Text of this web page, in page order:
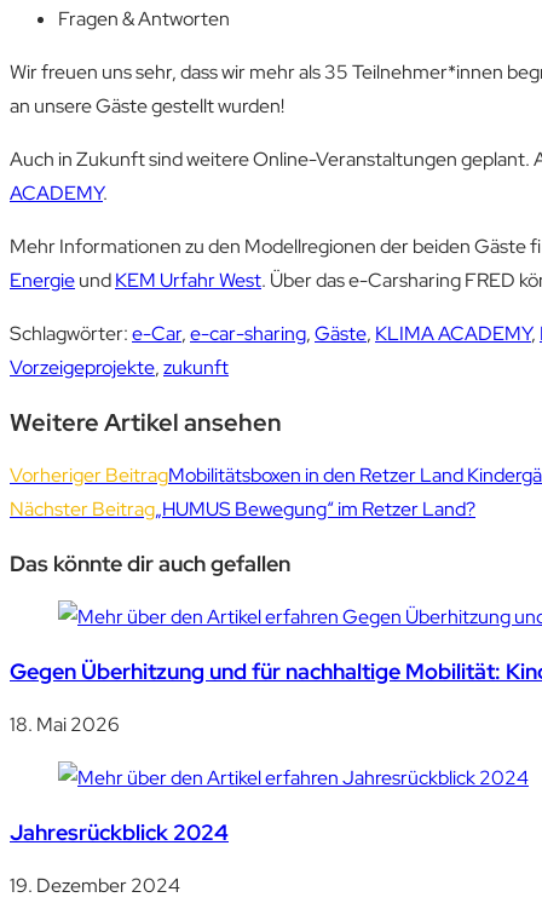
Fragen & Antworten
Wir freuen uns sehr, dass wir mehr als 35 Teilnehmer*innen
an unsere Gäste gestellt wurden!
Auch in Zukunft sind weitere Online-Veranstaltungen
ACADEMY.
Mehr Informationen zu den Modellregionen der beiden Gäste
EnergieundKEM Urfahr West. Über das e-Carsharing FRED
Schlagwörter:e-Car,e-car-sharing,Gäste, KLIMA ACADEMY,
Vorzeigeprojekte,zukunft
Weitere Artikel ansehen
Vorheriger BeitragMobilitätsboxen in den Retzer Land
Nächster Beitrag„HUMUS Bewegung“ im Retzer Land?
Das könnte dir auch gefallen
Gegen Überhitzung und für nachhaltige Mobilität:
18. Mai 2026
Jahresrückblick 2024
19. Dezember 2024